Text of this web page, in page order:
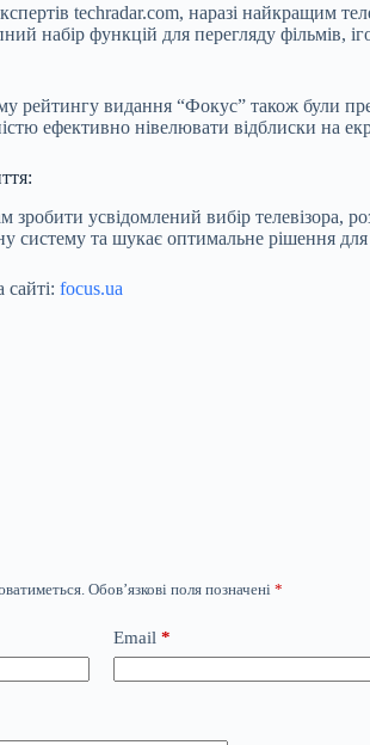
techradar.com, наразі найкращим
набір функцій для перегляду фільмів,
рейтингу видання “Фокус” також були
ефективно нівелювати відблиски на
усвідомлений вибір телевізора,
систему та шукає оптимальне рішення для
focus.ua
Обов’язкові поля позначені *
Email *